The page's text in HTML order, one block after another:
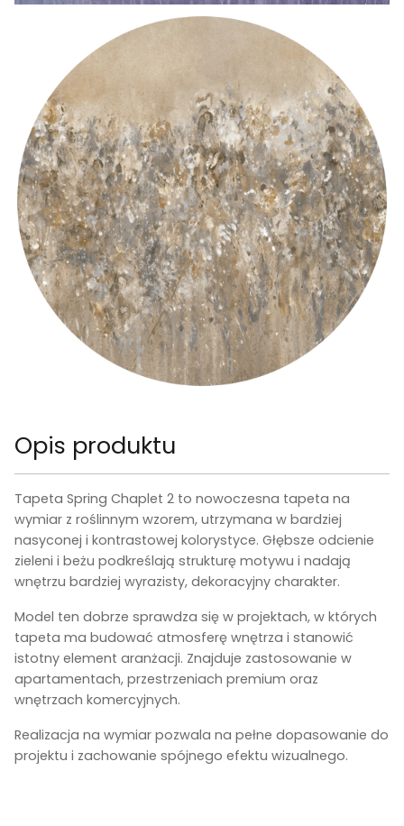
Opis produktu
Tapeta Spring Chaplet 2 to nowoczesna tapeta na
wymiar z roślinnym wzorem, utrzymana w bardziej
nasyconej i kontrastowej kolorystyce. Głębsze odcienie
zieleni i beżu podkreślają strukturę motywu i nadają
wnętrzu bardziej wyrazisty, dekoracyjny charakter.
Model ten dobrze sprawdza się w projektach, w których
tapeta ma budować atmosferę wnętrza i stanowić
istotny element aranżacji. Znajduje zastosowanie w
apartamentach, przestrzeniach premium oraz
wnętrzach komercyjnych.
Realizacja na wymiar pozwala na pełne dopasowanie do
projektu i zachowanie spójnego efektu wizualnego.